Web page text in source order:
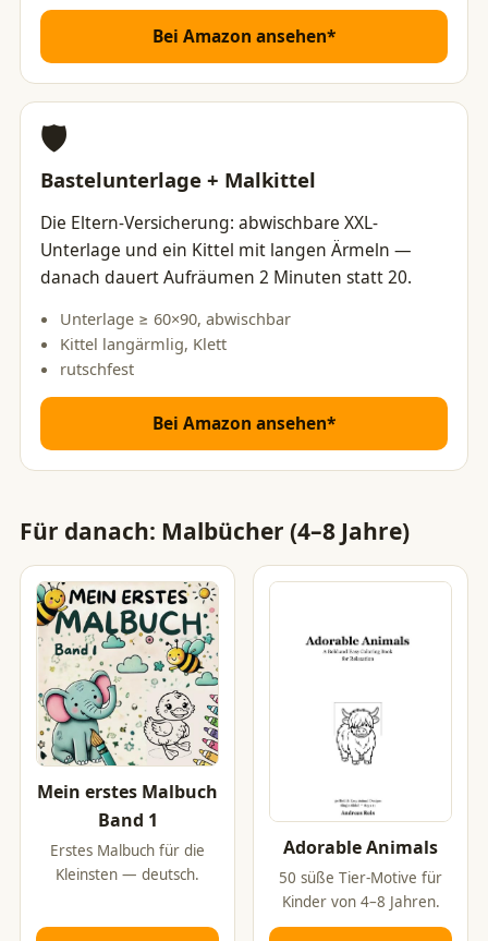
Bei Amazon ansehen*
🛡️
Bastelunterlage + Malkittel
Die Eltern-Versicherung: abwischbare XXL-
Unterlage und ein Kittel mit langen Ärmeln —
danach dauert Aufräumen 2 Minuten statt 20.
Unterlage ≥ 60×90, abwischbar
Kittel langärmlig, Klett
rutschfest
Bei Amazon ansehen*
Für danach: Malbücher (4–8 Jahre)
Mein erstes Malbuch
Band 1
Erstes Malbuch für die
Kleinsten — deutsch.
Adorable Animals
50 süße Tier-Motive für
Kinder von 4–8 Jahren.